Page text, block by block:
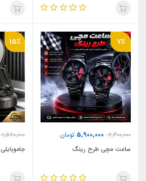
7٪
6,300,000
5,900,000 تومان
ساعت مچی طرح رینگ
15٪
1,570,000
جاموبایلی G921